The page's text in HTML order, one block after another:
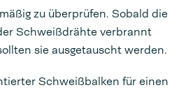
zu überprüfen. Sobald die
Schweißdrähte verbrannt
sie ausgetauscht werden.
Schweißbalken für einen